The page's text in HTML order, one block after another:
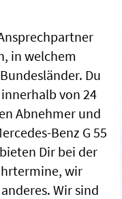
in welchem
Du
von 24
Abnehmer und
Benz G 55
Dir bei der
wir
Wir sind